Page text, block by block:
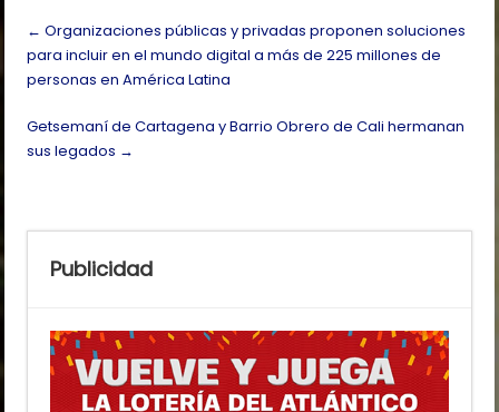
Post
navigation
← Organizaciones públicas y privadas proponen soluciones
para incluir en el mundo digital a más de 225 millones de
personas en América Latina
Getsemaní de Cartagena y Barrio Obrero de Cali hermanan
sus legados →
Publicidad